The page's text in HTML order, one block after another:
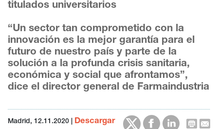
titulados universitarios
“Un sector tan comprometido con la
innovación es la mejor garantía para el
futuro de nuestro país y parte de la
solución a la profunda crisis sanitaria,
económica y social que afrontamos”,
dice el director general de Farmaindustria
Madrid, 12.11.2020
Descargar